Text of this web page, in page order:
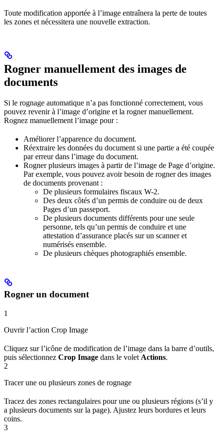
Toute modification apportée à l’image entraînera la perte de toutes
les zones et nécessitera une nouvelle extraction.
Rogner manuellement des images de
documents
Si le rognage automatique n’a pas fonctionné correctement, vous
pouvez revenir à l’image d’origine et la rogner manuellement.
Rognez manuellement l’image pour :
Améliorer l’apparence du document.
Réextraire les données du document si une partie a été coupée
par erreur dans l’image du document.
Rogner plusieurs images à partir de l’image de Page d’origine.
Par exemple, vous pouvez avoir besoin de rogner des images
de documents provenant :
De plusieurs formulaires fiscaux W-2.
Des deux côtés d’un permis de conduire ou de deux
Pages d’un passeport.
De plusieurs documents différents pour une seule
personne, tels qu’un permis de conduire et une
attestation d’assurance placés sur un scanner et
numérisés ensemble.
De plusieurs chèques photographiés ensemble.
Rogner un document
1
Ouvrir l’action Crop Image
Cliquez sur l’icône de modification de l’image dans la barre d’outils,
puis sélectionnez Crop Image dans le volet Actions.
2
Tracer une ou plusieurs zones de rognage
Tracez des zones rectangulaires pour une ou plusieurs régions (s’il y
a plusieurs documents sur la page). Ajustez leurs bordures et leurs
coins.
3